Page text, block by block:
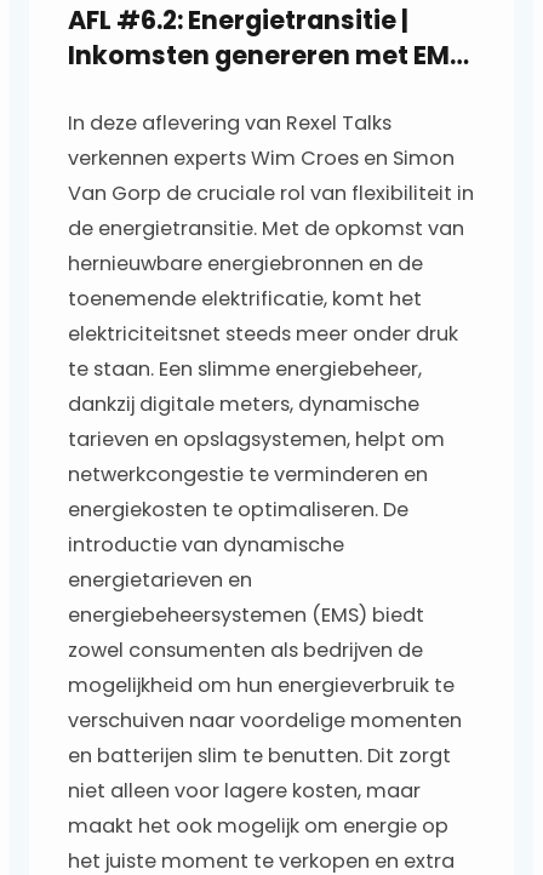
AFL #6.2: Energietransitie |
Inkomsten genereren met EMS
In deze aflevering van Rexel Talks
verkennen experts Wim Croes en Simon
Van Gorp de cruciale rol van flexibiliteit in
de energietransitie. Met de opkomst van
hernieuwbare energiebronnen en de
toenemende elektrificatie, komt het
elektriciteitsnet steeds meer onder druk
te staan. Een slimme energiebeheer,
dankzij digitale meters, dynamische
tarieven en opslagsystemen, helpt om
netwerkcongestie te verminderen en
energiekosten te optimaliseren. De
introductie van dynamische
energietarieven en
energiebeheersystemen (EMS) biedt
zowel consumenten als bedrijven de
mogelijkheid om hun energieverbruik te
verschuiven naar voordelige momenten
en batterijen slim te benutten. Dit zorgt
niet alleen voor lagere kosten, maar
maakt het ook mogelijk om energie op
het juiste moment te verkopen en extra